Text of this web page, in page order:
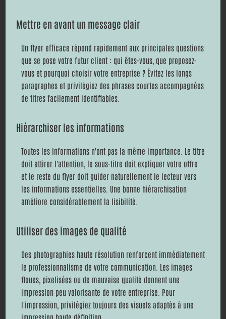
Mettre en avant un message clair
Un flyer efficace répond rapidement aux principales questions
que se pose votre futur client : qui êtes-vous, que proposez-
vous et pourquoi choisir votre entreprise ? Évitez les longs
paragraphes et privilégiez des phrases courtes accompagnées
de titres facilement identifiables.
Hiérarchiser les informations
Toutes les informations n'ont pas la même importance. Le titre
doit attirer l'attention, le sous-titre doit expliquer votre offre
et le reste du flyer doit guider naturellement le lecteur vers
les informations essentielles. Une bonne hiérarchisation
améliore considérablement la lisibilité.
Utiliser des images de qualité
Des photographies haute résolution renforcent immédiatement
le professionnalisme de votre communication. Les images
floues, pixelisées ou de mauvaise qualité donnent une
impression peu valorisante de votre entreprise. Pour
l'impression, privilégiez toujours des visuels adaptés à une
impression haute définition.